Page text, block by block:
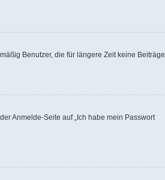
Benutzer, die für längere Zeit keine Beiträge
Anmelde-Seite auf „Ich habe mein Passwort